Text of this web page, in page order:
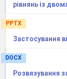
рівнянь із
PPTX
Застосування
DOCX
Розвязування